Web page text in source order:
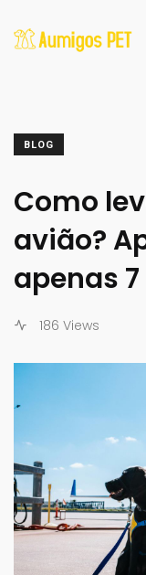
BLOG
Como
avião?
apenas
186 Views